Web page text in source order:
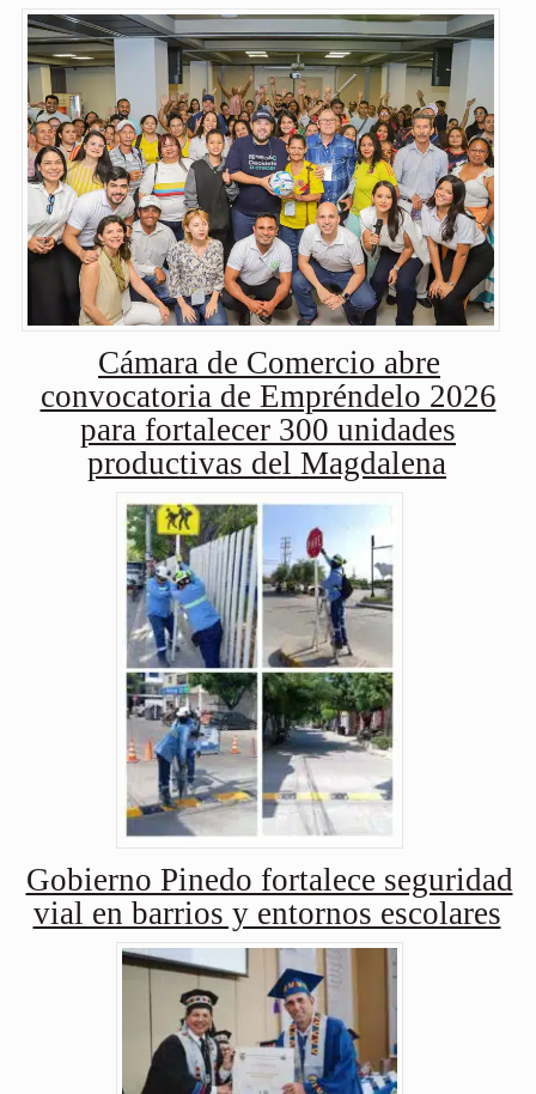
Cámara de Comercio abre
convocatoria de Empréndelo 2026
para fortalecer 300 unidades
productivas del Magdalena
Gobierno Pinedo fortalece seguridad
vial en barrios y entornos escolares